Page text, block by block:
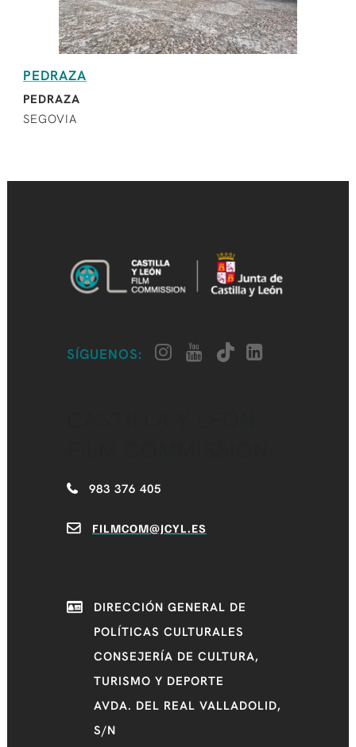
PEDRAZA
PEDRAZA
SEGOVIA
SÍGUENOS:
983 376 405
FILMCOM@JCYL.ES
DIRECCIÓN GENERAL DE
POLÍTICAS CULTURALES
CONSEJERÍA DE CULTURA,
TURISMO Y DEPORTE
AVDA. DEL REAL VALLADOLID,
S/N